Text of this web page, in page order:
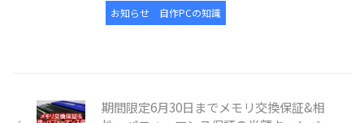
お知らせ 自作PCの知識
期間限定6月30日までメモリ交換保証&相